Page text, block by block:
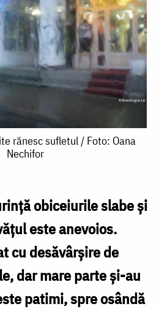
rănesc sufletul / Foto: Oana
Nechifor
obiceiurile slabe și
este anevoios.
cu desăvârșire de
dar mare parte și-au
patimi, spre osândă